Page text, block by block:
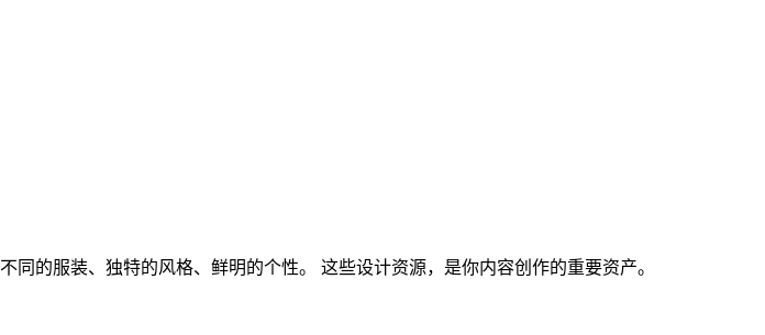
不同的服装、独特的风格、鲜明的个性。 这些设计资源，是你内容创作的重要资产。